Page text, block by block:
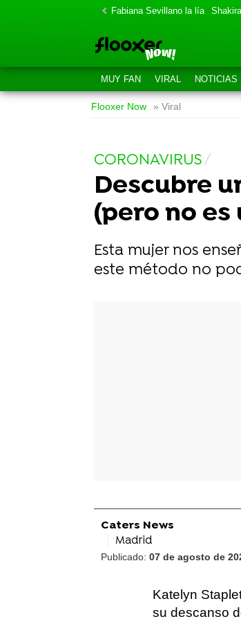
Fabiana Sevillano la lía
MUY FAN VIRAL NOTICIAS
Flooxer Now » Viral
CORONAVIRUS
Descubre
(pero no es
Esta mujer nos
este método no
Caters News
Madrid
Publicado: 07 de agosto de
Katelyn
su descanso